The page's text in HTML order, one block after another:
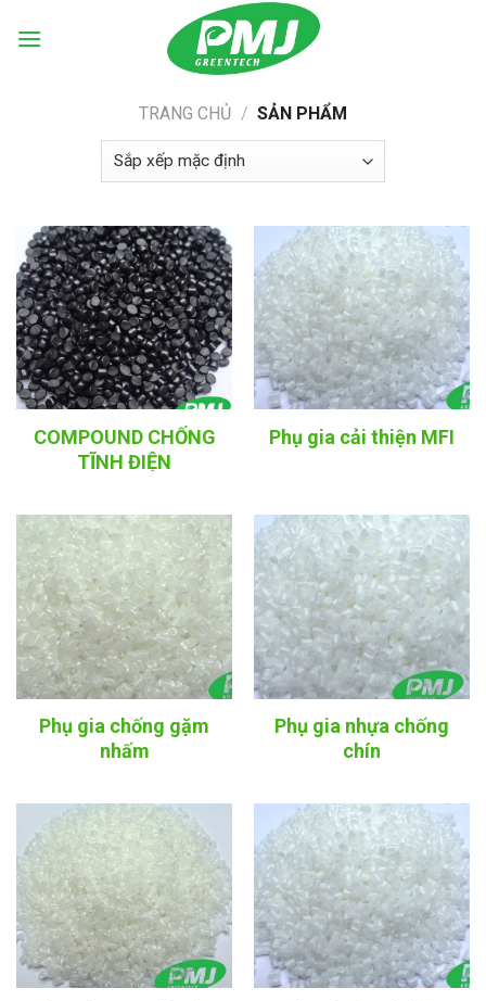
TRANG CHỦ / SẢN PHẨM
COMPOUND CHỐNG
TĨNH ĐIỆN
Phụ gia cải thiện MFI
Phụ gia chống gặm
nhấm
Phụ gia nhựa chống
chín